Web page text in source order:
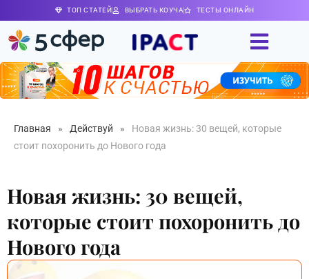
ТОП СТАТЕЙ ВЫБРАТЬ КОУЧА ТЕСТЫ ОНЛАЙН
Главная » Действуй »
Новая жизнь: 30 вещей, которые
стоит похоронить до Нового года
Новая жизнь: 30 вещей,
которые стоит похоронить до
Нового года